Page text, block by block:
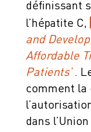
définissant
l’hépatite C,
and
Affordable
Patients’ .
comment la
dans